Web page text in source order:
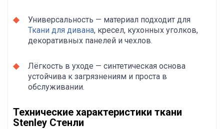
Универсальность — материал подходит для
Ткани для дивана, кресел, кухонных уголков,
декоративных панелей и чехлов.
Лёгкость в уходе — синтетическая основа
устойчива к загрязнениям и проста в
обслуживании.
Технические характеристики ткани
Stenley Стенли